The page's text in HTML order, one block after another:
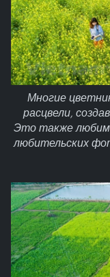
Многие
расцвели,
Это также
любительских